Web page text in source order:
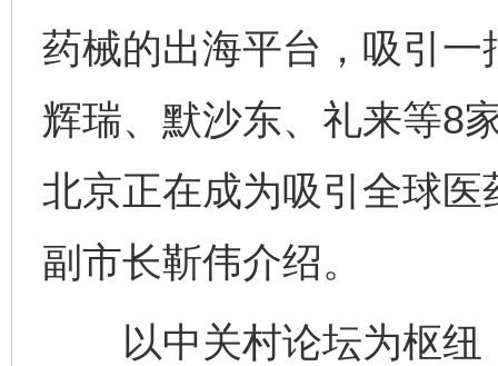
药械的出海平台，吸引
辉瑞、默沙东、礼来等8
北京正在成为吸引全球医
副市长靳伟介绍。
以中关村论坛为枢纽